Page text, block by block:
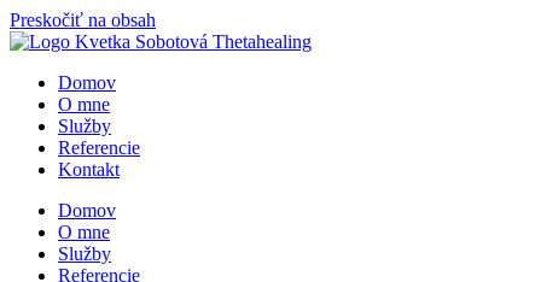
Preskočiť na obsah
Domov
O mne
Služby
Referencie
Kontakt
Domov
O mne
Služby
Referencie